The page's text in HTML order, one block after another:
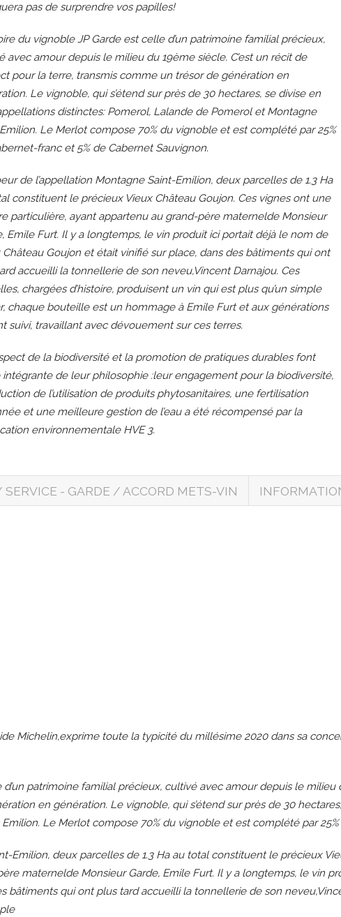
pas de surprendre vos papilles!
du vignoble JP Garde est celle d’un patrimoine familial précieux,
avec amour depuis le milieu du 19ème siècle. C’est un récit de
pour la terre, transmis comme un trésor de génération en
Le vignoble, qui s’étend sur près de 30 hectares, se divise en
distinctes: Pomerol, Lalande de Pomerol et Montagne
Le Merlot compose 70% du vignoble et est complété par 25%
franc et 5% de Cabernet Sauvignon.
de l’appellation Montagne Saint-Emilion, deux parcelles de 1.3 Ha
constituent le précieux Vieux Château Goujon. Ces vignes ont une
particulière, ayant appartenu au grand-père maternelde Monsieur
Emile Furt. Il y a longtemps, le vin produit ici portait déjà le nom de
Château Goujon et était vinifié sur place, dans des bâtiments qui ont
accueilli la tonnellerie de son neveu,Vincent Darnajou. Ces
chargées d’histoire, produisent un vin qui est plus qu’un simple
chaque bouteille est un hommage à Emile Furt et aux générations
suivi, travaillant avec dévouement sur ces terres.
de la biodiversité et la promotion de pratiques durables font
intégrante de leur philosophie :leur engagement pour la biodiversité,
de l’utilisation de produits phytosanitaires, une fertilisation
et une meilleure gestion de l’eau a été récompensé par la
environnementale HVE 3.
- GARDE / ACCORD METS-VIN
Michelin,exprime toute la typicité du millésime 2020 dans sa
d’un patrimoine familial précieux, cultivé avec amour depuis le
en génération. Le vignoble, qui s’étend sur près de 30
Le Merlot compose 70% du vignoble et est complété par
Emilion, deux parcelles de 1.3 Ha au total constituent le précieux
maternelde Monsieur Garde, Emile Furt. Il y a longtemps, le vin
bâtiments qui ont plus tard accueilli la tonnellerie de son